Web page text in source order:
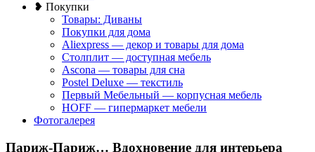
❥ Покупки
Товары: Диваны
Покупки для дома
Aliexpress — декор и товары для дома
Столплит — доступная мебель
Ascona — товары для сна
Postel Deluxe — текстиль
Первый Мебельный — корпусная мебель
HOFF — гипермаркет мебели
Фотогалерея
Париж-Париж… Вдохновение для интерьера